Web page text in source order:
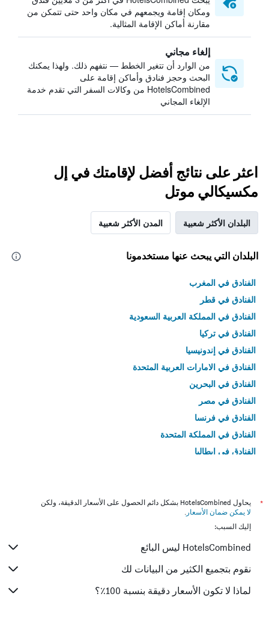
ومكان إقامة ويجمعهم في مكان واحد حتى تتمكن من
مقارنة أماكن الإقامة المثالية.
إلغاء مجاني
من الوارد أن تتغير الخطط — نتفهم ذلك. ولهذا يمكنك
البحث وحجز فنادق وأماكن إقامة على
HotelsCombined من وكالات السفر التي تقدم خدمة
الإلغاء المجاني
اعثر على نتائج أفضل لإقامتك في إل
مكسيكالي موتل
البلدان الأكثر شعبية المدن الأكثر شعبية
البلدان التي يبحث عنها مستخدمونا
الفنادق في المغرب
الفنادق في قطر
الفنادق في المملكة العربية السعودية
الفنادق في تركيا
الفنادق في إندونيسيا
الفنادق في الامارات العربية المتحدة
الفنادق في البحرين
الفنادق في مصر
الفنادق في فرنسا
الفنادق في المملكة المتحدة
الفنادق في إيطاليا
*
يحاول HotelsCombined بشكل دائم الحصول على الأسعار الدقيقة، ولكن
لا يمكن ضمان الأسعار .
إليك السبب:
HotelsCombined ليس البائع
نقوم بتجميع الكثير من البيانات لك
لماذا لا تكون الأسعار دقيقة بنسبة 100٪؟